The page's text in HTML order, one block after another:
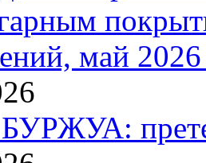
май 2026